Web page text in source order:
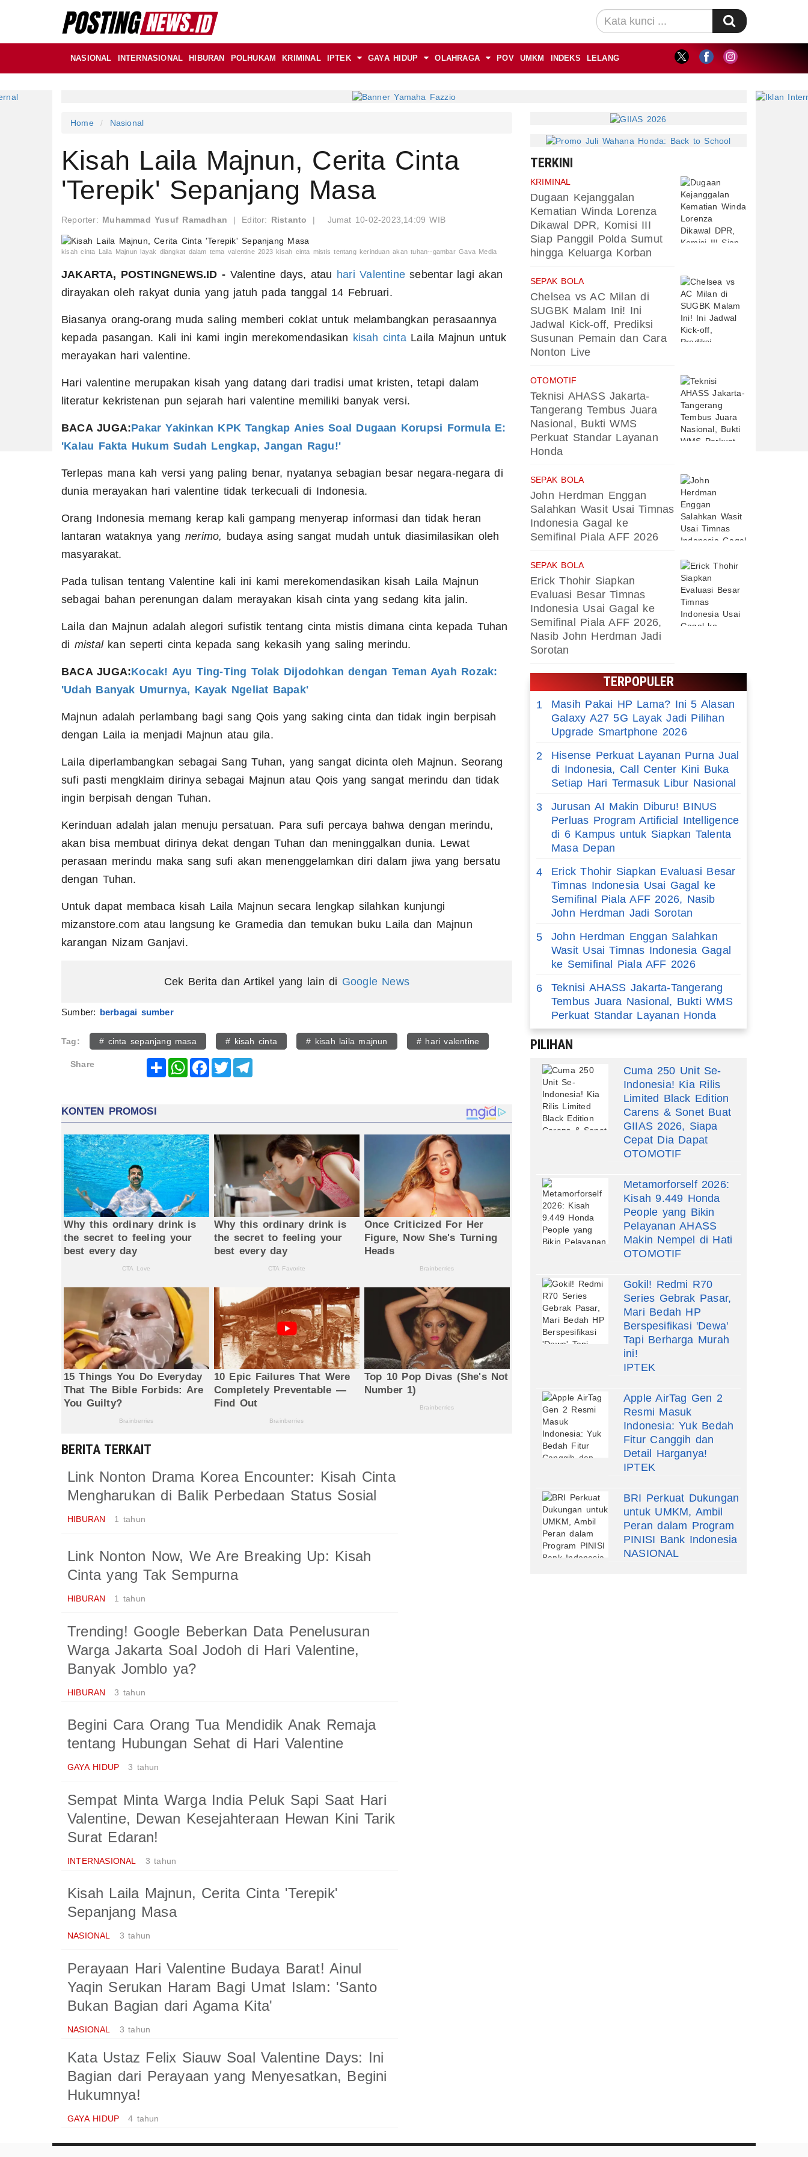
NASIONAL INTERNASIONAL HIBURAN POLHUKAM KRIMINAL IPTEK GAYA HIDUP OLAHRAGA POV UMKM INDEKS LELANG
Home Nasional
Kisah Laila Majnun, Cerita Cinta
'Terepik' Sepanjang Masa
Reporter: Muhammad Yusuf Ramadhan | Editor: Ristanto | Jumat 10-02-2023,14:09 WIB
kisah cinta Laila Majnun layak diangkat dalam tema valentine 2023 kisah cinta mistis tentang kerinduan akan tuhan--gambar Gava Media
JAKARTA, POSTINGNEWS.ID - Valentine days, atau hari Valentinesebentar lagi akan
dirayakan oleh rakyat dunia yang jatuh pada tanggal 14 Februari.
Biasanya orang-orang muda saling memberi coklat untuk melambangkan perasaannya
kepada pasangan. Kali ini kami ingin merekomendasikan kisah cintaLaila Majnun untuk
merayakan hari valentine.
Hari valentine merupakan kisah yang datang dari tradisi umat kristen, tetapi dalam
literatur kekristenan pun sejarah hari valentine memiliki banyak versi.
BACA JUGA:Pakar Yakinkan KPK Tangkap Anies Soal Dugaan Korupsi Formula E:
'Kalau Fakta Hukum Sudah Lengkap, Jangan Ragu!'
Terlepas mana kah versi yang paling benar, nyatanya sebagian besar negara-negara di
dunia merayakan hari valentine tidak terkecuali di Indonesia.
Orang Indonesia memang kerap kali gampang menyerap informasi dan tidak heran
lantaran wataknya yang nerimo, budaya asing sangat mudah untuk diasimilasikan oleh
masyarakat.
Pada tulisan tentang Valentine kali ini kami merekomendasikan kisah Laila Majnun
sebagai bahan perenungan dalam merayakan kisah cinta yang sedang kita jalin.
Laila dan Majnun adalah alegori sufistik tentang cinta mistis dimana cinta kepada Tuhan
di mistal kan seperti cinta kepada sang kekasih yang saling merindu.
BACA JUGA:Kocak! Ayu Ting-Ting Tolak Dijodohkan dengan Teman Ayah Rozak:
'Udah Banyak Umurnya, Kayak Ngeliat Bapak'
Majnun adalah perlambang bagi sang Qois yang saking cinta dan tidak ingin berpisah
dengan Laila ia menjadi Majnun atau gila.
Laila diperlambangkan sebagai Sang Tuhan, yang sangat dicinta oleh Majnun. Seorang
sufi pasti mengklaim dirinya sebagai Majnun atau Qois yang sangat merindu dan tidak
ingin berpisah dengan Tuhan.
Kerinduan adalah jalan menuju persatuan. Para sufi percaya bahwa dengan merindu,
akan bisa membuat dirinya dekat dengan Tuhan dan meninggalkan dunia. Lewat
perasaan merindu maka sang sufi akan menenggelamkan diri dalam jiwa yang bersatu
dengan Tuhan.
Untuk dapat membaca kisah Laila Majnun secara lengkap silahkan kunjungi
mizanstore.com atau langsung ke Gramedia dan temukan buku Laila dan Majnun
karangan Nizam Ganjavi.
Cek Berita dan Artikel yang lain di Google News
Sumber: berbagai sumber
Tag: # cinta sepanjang masa # kisah cinta # kisah laila majnun # hari valentine
Share Share WhatsAppFacebook
Twitter
BERITA TERKAIT
Link Nonton Drama Korea Encounter: Kisah Cinta
Mengharukan di Balik Perbedaan Status Sosial
HIBURAN 1 tahun
Link Nonton Now, We Are Breaking Up: Kisah
Cinta yang Tak Sempurna
HIBURAN 1 tahun
Trending! Google Beberkan Data Penelusuran
Warga Jakarta Soal Jodoh di Hari Valentine,
Banyak Jomblo ya?
HIBURAN 3 tahun
Begini Cara Orang Tua Mendidik Anak Remaja
tentang Hubungan Sehat di Hari Valentine
GAYA HIDUP 3 tahun
Sempat Minta Warga India Peluk Sapi Saat Hari
Valentine, Dewan Kesejahteraan Hewan Kini Tarik
Surat Edaran!
INTERNASIONAL 3 tahun
Kisah Laila Majnun, Cerita Cinta 'Terepik'
Sepanjang Masa
NASIONAL 3 tahun
Perayaan Hari Valentine Budaya Barat! Ainul
Yaqin Serukan Haram Bagi Umat Islam: 'Santo
Bukan Bagian dari Agama Kita'
NASIONAL 3 tahun
Kata Ustaz Felix Siauw Soal Valentine Days: Ini
Bagian dari Perayaan yang Menyesatkan, Begini
Hukumnya!
GAYA HIDUP 4 tahun
TERKINI
KRIMINAL
Dugaan Kejanggalan
Kematian Winda Lorenza
Dikawal DPR, Komisi III
Siap Panggil Polda Sumut
hingga Keluarga Korban
SEPAK BOLA
Chelsea vs AC Milan di
SUGBK Malam Ini! Ini
Jadwal Kick-off, Prediksi
Susunan Pemain dan Cara
Nonton Live
OTOMOTIF
Teknisi AHASS Jakarta-
Tangerang Tembus Juara
Nasional, Bukti WMS
Perkuat Standar Layanan
Honda
SEPAK BOLA
John Herdman Enggan
Salahkan Wasit Usai Timnas
Indonesia Gagal ke
Semifinal Piala AFF 2026
SEPAK BOLA
Erick Thohir Siapkan
Evaluasi Besar Timnas
Indonesia Usai Gagal ke
Semifinal Piala AFF 2026,
Nasib John Herdman Jadi
Sorotan
TERPOPULER
1
Masih Pakai HP Lama? Ini 5 Alasan
Galaxy A27 5G Layak Jadi Pilihan
Upgrade Smartphone 2026
2
Hisense Perkuat Layanan Purna Jual
di Indonesia, Call Center Kini Buka
Setiap Hari Termasuk Libur Nasional
3
Jurusan AI Makin Diburu! BINUS
Perluas Program Artificial Intelligence
di 6 Kampus untuk Siapkan Talenta
Masa Depan
4
Erick Thohir Siapkan Evaluasi Besar
Timnas Indonesia Usai Gagal ke
Semifinal Piala AFF 2026, Nasib
John Herdman Jadi Sorotan
5
John Herdman Enggan Salahkan
Wasit Usai Timnas Indonesia Gagal
ke Semifinal Piala AFF 2026
6
Teknisi AHASS Jakarta-Tangerang
Tembus Juara Nasional, Bukti WMS
Perkuat Standar Layanan Honda
PILIHAN
Cuma 250 Unit Se-
Indonesia! Kia Rilis
Limited Black Edition
Carens & Sonet Buat
GIIAS 2026, Siapa
Cepat Dia Dapat
OTOMOTIF
Metamorforself 2026:
Kisah 9.449 Honda
People yang Bikin
Pelayanan AHASS
Makin Nempel di Hati
OTOMOTIF
Gokil! Redmi R70
Series Gebrak Pasar,
Mari Bedah HP
Berspesifikasi 'Dewa'
Tapi Berharga Murah
ini!
IPTEK
Apple AirTag Gen 2
Resmi Masuk
Indonesia: Yuk Bedah
Fitur Canggih dan
Detail Harganya!
IPTEK
BRI Perkuat Dukungan
untuk UMKM, Ambil
Peran dalam Program
PINISI Bank Indonesia
NASIONAL